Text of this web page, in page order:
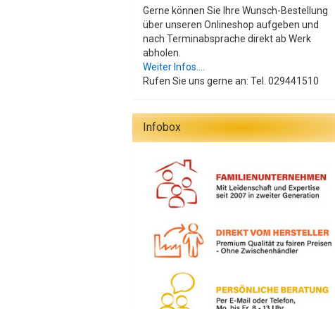
Gerne können Sie Ihre Wunsch-Bestellung
über unseren Onlineshop aufgeben und
nach Terminabsprache direkt ab Werk
abholen.
Weiter Infos....
Rufen Sie uns gerne an: Tel. 029441510
Infobox